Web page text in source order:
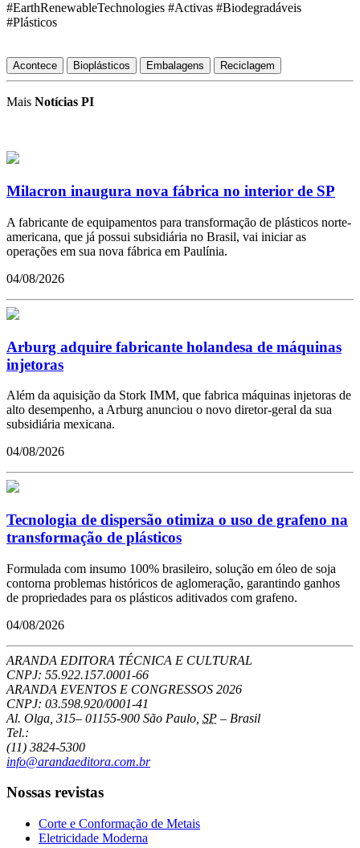
#EarthRenewableTechnologies #Activas #Biodegradáveis
#Plásticos
Acontece Bioplásticos Embalagens Reciclagem
Mais Notícias PI
Milacron inaugura nova fábrica no interior de SP
A fabricante de equipamentos para transformação de plásticos norte-
americana, que já possui subsidiária no Brasil, vai iniciar as
operações em sua nova fábrica em Paulínia.
04/08/2026
Arburg adquire fabricante holandesa de máquinas
injetoras
Além da aquisição da Stork IMM, que fabrica máquinas injetoras de
alto desempenho, a Arburg anunciou o novo diretor-geral da sua
subsidiária mexicana.
04/08/2026
Tecnologia de dispersão otimiza o uso de grafeno na
transformação de plásticos
Formulada com insumo 100% brasileiro, solução em óleo de soja
contorna problemas históricos de aglomeração, garantindo ganhos
de propriedades para os plásticos aditivados com grafeno.
04/08/2026
ARANDA EDITORA TÉCNICA E CULTURAL
CNPJ: 55.922.157.0001-66
ARANDA EVENTOS E CONGRESSOS 2026
CNPJ: 03.598.920/0001-41
Al. Olga, 315– 01155-900 São Paulo SP – Brasil
Tel.:
(11) 3824-5300
info@arandaeditora.com.br
Nossas revistas
Corte e Conformação de Metais
Eletricidade Moderna